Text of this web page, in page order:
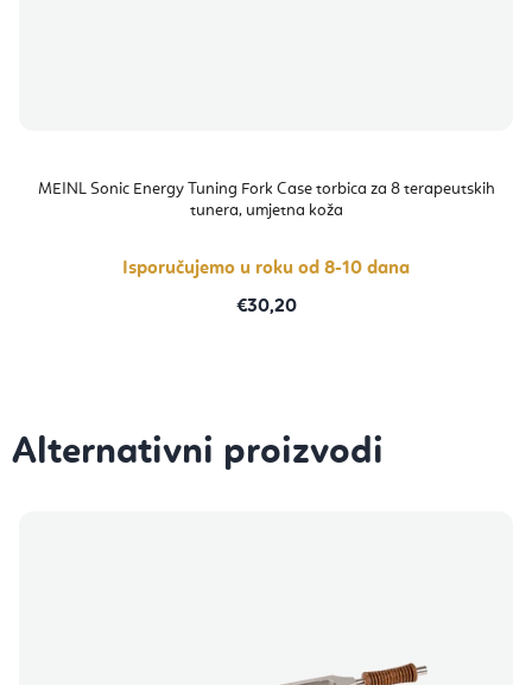
MEINL Sonic Energy Tuning Fork Case torbica za 8 terapeutskih
tunera, umjetna koža
Isporučujemo u roku od 8-10 dana
€30,20